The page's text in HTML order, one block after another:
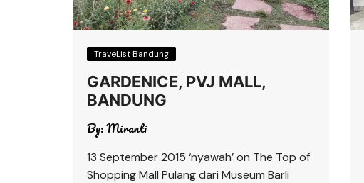
TraveList Bandung
GARDENICE, PVJ MALL,
BANDUNG
By:Miranti
13 September 2015 ‘nyawah’ on The Top of
Shopping Mall Pulang dari Museum Barli